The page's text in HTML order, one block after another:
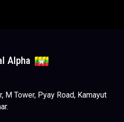
Alpha
M Tower, Pyay Road, Kamayut